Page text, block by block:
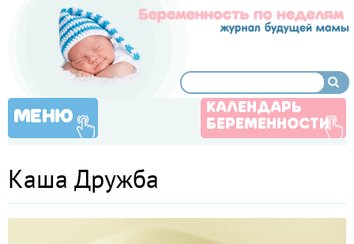
МЕНЮ
КАЛЕНДАРЬ
БЕРЕМЕННОСТИ
Каша Дружба